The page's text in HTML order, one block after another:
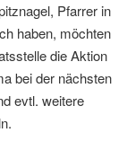
Pfarrer in
haben, möchten
die Aktion
bei der nächsten
evtl. weitere